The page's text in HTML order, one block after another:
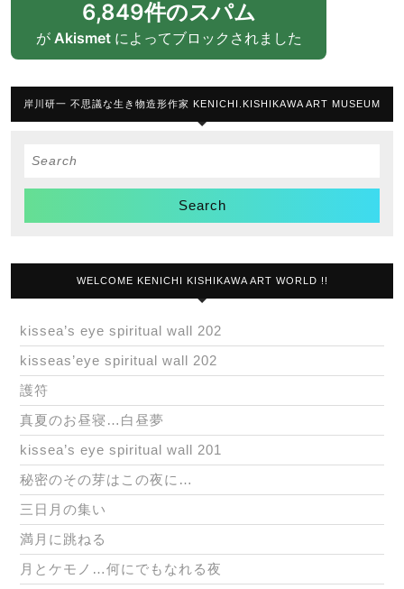
6,849件のスパム
が Akismetによってブロックされました
岸川研一 不思議な生き物造形作家 KENICHI.KISHIKAWA ART MUSEUM
Search
WELCOME KENICHI KISHIKAWA ART WORLD !!
kissea’s eye spiritual wall 202
kisseas’eye spiritual wall 202
護符
真夏のお昼寝…白昼夢
kissea’s eye spiritual wall 201
秘密のその芽はこの夜に…
三日月の集い
満月に跳ねる
月とケモノ…何にでもなれる夜